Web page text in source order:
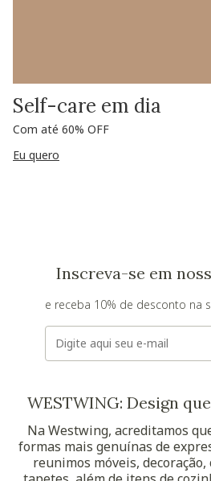
Self-care em dia
Com até 60% OFF
Eu quero
Inscreva-se em
e receba 10% de desconto na
E-mail
WESTWING: Design
Na Westwing, acreditamos
formas mais genuínas de
reunimos móveis, decoração,